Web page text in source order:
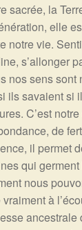
sacrée, la
elle
notre vie.
s’allonger
nos sens sont
ils savaient si
C’est
de
il permet
qui
nous
vraiment à
ancestrale